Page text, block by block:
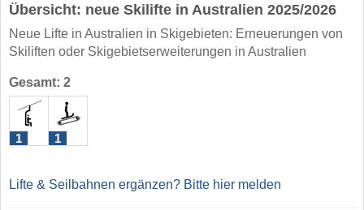
Übersicht: neue Skilifte in Australien 2025/2026
Neue Lifte in Australien in Skigebieten: Erneuerungen von
Skiliften oder Skigebietserweiterungen in Australien
Gesamt: 2
1 1
Lifte & Seilbahnen ergänzen? Bitte hier melden